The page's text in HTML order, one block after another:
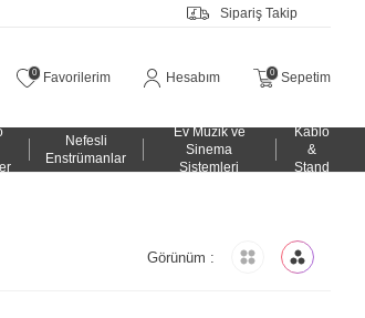
Sipariş Takip
0 Favorilerim Hesabım 0 Sepetim
Nefesli
Enstrümanlar
Ev Müzik ve
Sinema
Sistemleri
Kablo
&
Stand
Görünüm :